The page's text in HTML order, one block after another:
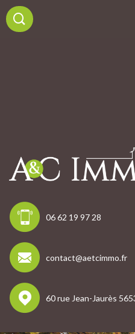
06 62 19 97 28
contact@aetcimmo.fr
60 rue Jean-Jaurès